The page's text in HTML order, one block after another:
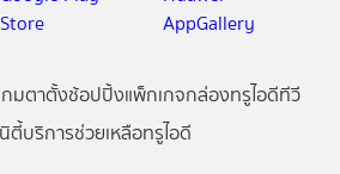
กมตาตั้งช้อปปิ้งแพ็กเกจกล่องทรูไอดีทีวี
ตี้บริการช่วยเหลือทรูไอดี